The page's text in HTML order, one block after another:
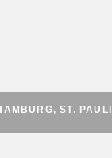
ST. PAULI